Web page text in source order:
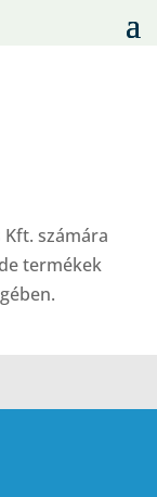
Kft. számára
termékek